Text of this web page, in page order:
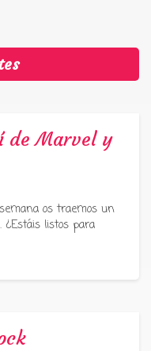
de Marvel y
os traemos un
¿Estáis listos para